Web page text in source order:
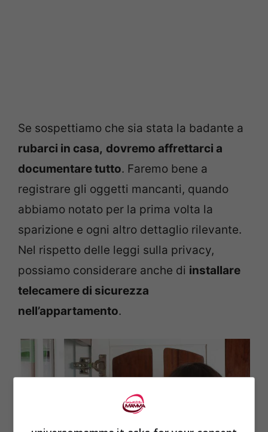
Se sospettiamo che sia stata la badante a
rubarci in casa, dovremo affrettarci a
documentare tutto. Faremo bene a
registrare gli oggetti mancanti, quando
abbiamo notato per la prima volta la
sparizione e ogni altro dettaglio rilevante.
Nel rispetto delle leggi sulla privacy,
possiamo considerare anche di installare
telecamere di sicurezza
nell’appartamento.